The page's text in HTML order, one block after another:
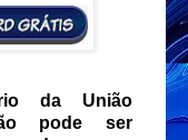
da União
pode ser